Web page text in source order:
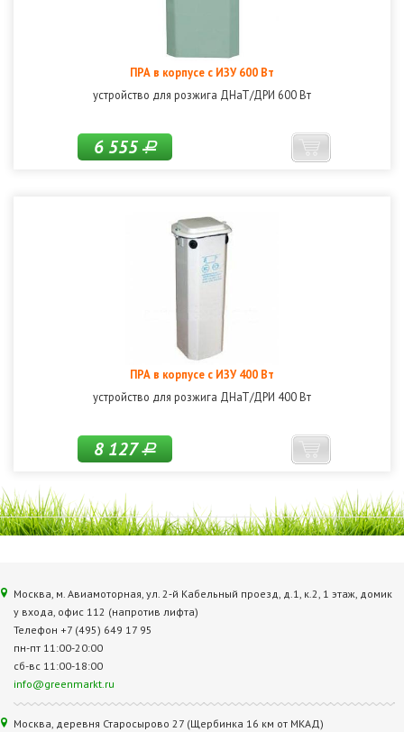
ПРА в корпусе с ИЗУ 600 Вт
устройство для розжига ДНаТ/ДРИ 600 Вт
6 555Р
ПРА в корпусе с ИЗУ 400 Вт
устройство для розжига ДНаТ/ДРИ 400 Вт
8 127Р
Москва, м. Авиамоторная, ул. 2‑й Кабельный проезд, д.1, к.2, 1 этаж, домик
у входа, офис 112 (напротив лифта)
Телефон +7 (495) 649 17 95
пн-пт 11:00-20:00
сб-вс 11:00-18:00
info@greenmarkt.ru
Москва, деревня Старосырово 27 (Щербинка 16 км от МКАД)